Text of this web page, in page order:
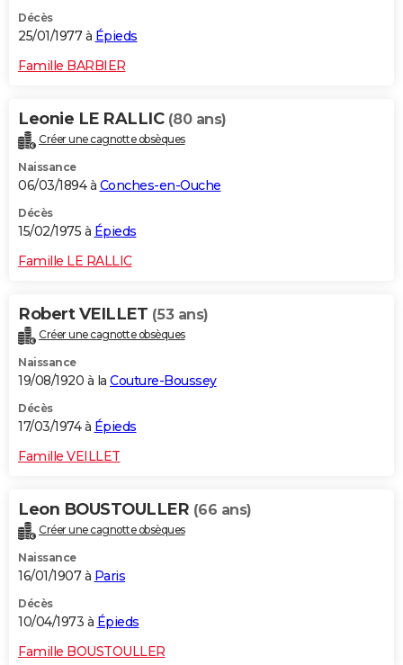
Décès
25/01/1977 à Épieds
Famille BARBIER
Leonie LE RALLIC (80 ans)
Créer une cagnotte obsèques
Naissance
06/03/1894 à Conches-en-Ouche
Décès
15/02/1975 à Épieds
Famille LE RALLIC
Robert VEILLET (53 ans)
Créer une cagnotte obsèques
Naissance
19/08/1920 à la Couture-Boussey
Décès
17/03/1974 à Épieds
Famille VEILLET
Leon BOUSTOULLER (66 ans)
Créer une cagnotte obsèques
Naissance
16/01/1907 à Paris
Décès
10/04/1973 à Épieds
Famille BOUSTOULLER